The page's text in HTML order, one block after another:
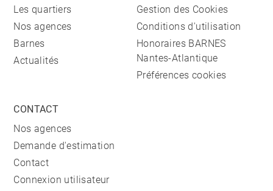
Les quartiers
Nos agences
Barnes
Actualités
Gestion des Cookies
Conditions d'utilisation
Honoraires BARNES
Nantes-Atlantique
Préférences cookies
CONTACT
Nos agences
Demande d'estimation
Contact
Connexion utilisateur